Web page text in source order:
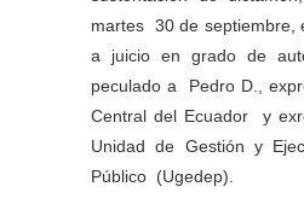
martes 30 de septiembre,
a juicio en grado de
peculado a Pedro D.,
Central del Ecuador y
Unidad de Gestión y
Público (Ugedep).